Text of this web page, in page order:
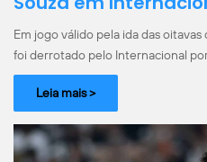
Em jogo válido pela ida das
foi derrotado pelo Internacional por
Leia mais >